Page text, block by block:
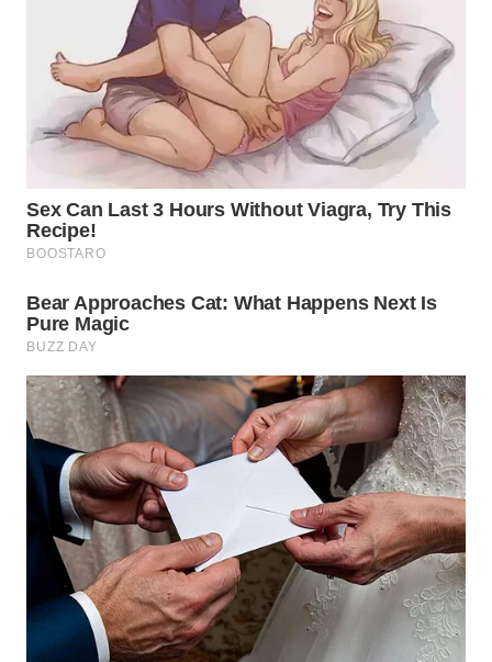
WN
SIMALUNGUN
WN
LABUHANBATU
WN
TENGAH
SERDANG
WN
TEBING
TINGGI
WN
PAKPAK
WN
KARAWANG